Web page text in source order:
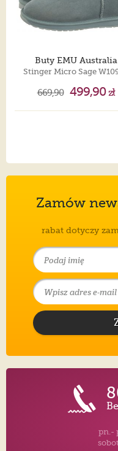
Buty EMU Australia
Stinger Micro Sage
669,90 499,90zł
Zamów
rabat dotyczy
pn.-